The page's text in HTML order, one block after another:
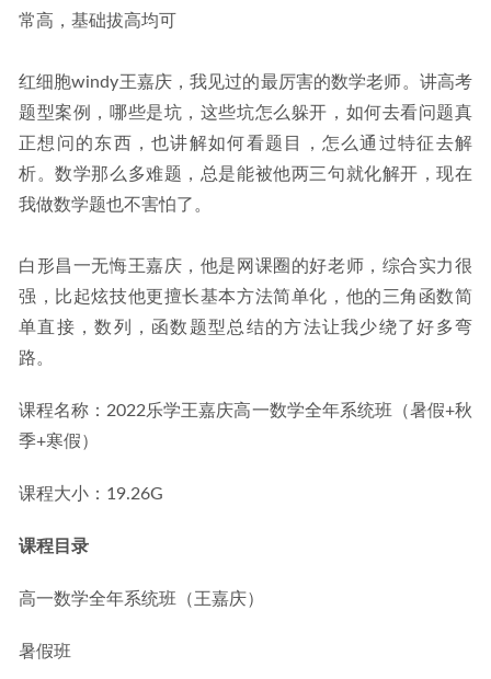
常高，基础拔高均可
红细胞windy王嘉庆，我见过的最厉害的数学老师。讲高考
题型案例，哪些是坑，这些坑怎么躲开，如何去看问题真
正想问的东西，也讲解如何看题目，怎么通过特征去解
析。数学那么多难题，总是能被他两三句就化解开，现在
我做数学题也不害怕了。
白形昌一无悔王嘉庆，他是网课圈的好老师，综合实力很
强，比起炫技他更擅长基本方法简单化，他的三角函数简
单直接，数列，函数题型总结的方法让我少绕了好多弯
路。
课程名称：2022乐学王嘉庆高一数学全年系统班（暑假+秋
季+寒假）
课程大小：19.26G
课程目录
高一数学全年系统班（王嘉庆）
暑假班